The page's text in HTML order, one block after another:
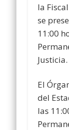
la
se
11:00
Justicia.
El
del
las